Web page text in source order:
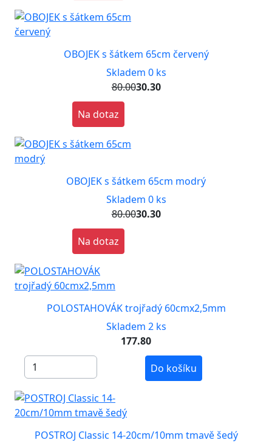
OBOJEK s šátkem 65cm červený
Skladem 0 ks
80.0030.30
Na dotaz
OBOJEK s šátkem 65cm modrý
Skladem 0 ks
80.0030.30
Na dotaz
POLOSTAHOVÁK trojřadý 60cmx2,5mm
Skladem 2 ks
177.80
Do košíku
POSTROJ Classic 14-20cm/10mm tmavě šedý